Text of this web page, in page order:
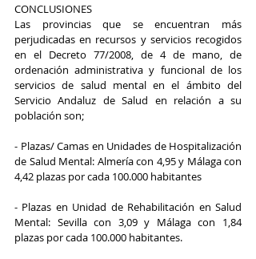
CONCLUSIONES
Las provincias que se encuentran más
perjudicadas en recursos y servicios recogidos
en el Decreto 77/2008, de 4 de mano, de
ordenación administrativa y funcional de los
servicios de salud mental en el ámbito del
Servicio Andaluz de Salud en relación a su
población son;
- Plazas/ Camas en Unidades de Hospitalización
de Salud Mental: Almería con 4,95 y Málaga con
4,42 plazas por cada 100.000 habitantes
- Plazas en Unidad de Rehabilitación en Salud
Mental: Sevilla con 3,09 y Málaga con 1,84
plazas por cada 100.000 habitantes.